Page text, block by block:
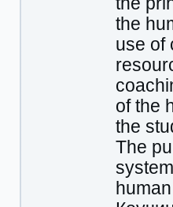
the
use of
of the
the
The